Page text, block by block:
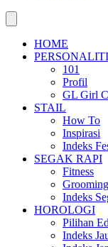
HOME
PERSONALITI
101
Profil
GL Girl
STAIL
How To
Inspirasi
Indeks
SEGAK RAPI
Fitness
Grooming
Indeks
HOROLOGI
Pilihan
Indeks